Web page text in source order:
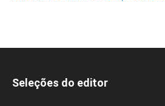
Seleções do editor